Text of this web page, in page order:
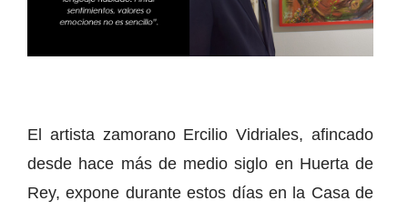
El artista zamorano Ercilio Vidriales, afincado
desde hace más de medio siglo en Huerta de
Rey, expone durante estos días en la Casa de